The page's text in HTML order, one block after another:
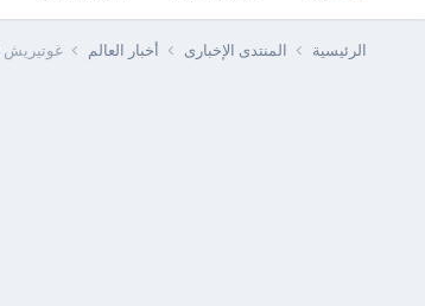
الرئيسية المنتدى الإخبارى أخبار العالم غوتيريش